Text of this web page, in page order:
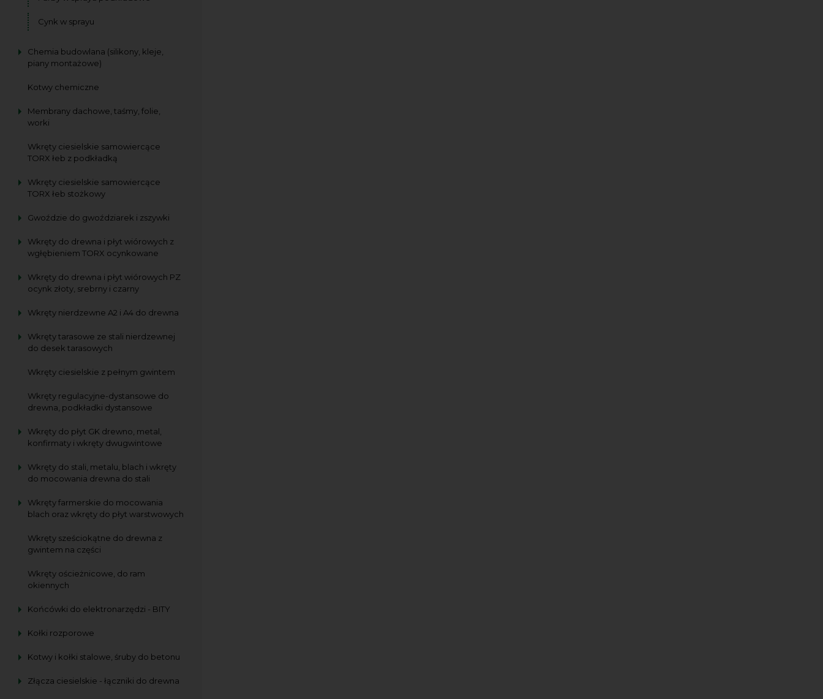
Cynk w sprayu
Chemia budowlana (silikony, kleje,
piany montażowe)
Kotwy chemiczne
Membrany dachowe, taśmy, folie,
worki
Wkręty ciesielskie samowiercące
TORX łeb z podkładką
Wkręty ciesielskie samowiercące
TORX łeb stożkowy
Gwoździe do gwoździarek i zszywki
Wkręty do drewna i płyt wiórowych z
wgłębieniem TORX ocynkowane
Wkręty do drewna i płyt wiórowych PZ
ocynk złoty, srebrny i czarny
Wkręty nierdzewne A2 i A4 do drewna
Wkręty tarasowe ze stali nierdzewnej
do desek tarasowych
Wkręty ciesielskie z pełnym gwintem
Wkręty regulacyjne-dystansowe do
drewna, podkładki dystansowe
Wkręty do płyt GK drewno, metal,
konfirmaty i wkręty dwugwintowe
Wkręty do stali, metalu, blach i wkręty
do mocowania drewna do stali
Wkręty farmerskie do mocowania
blach oraz wkręty do płyt warstwowych
Wkręty sześciokątne do drewna z
gwintem na części
Wkręty ościeżnicowe, do ram
okiennych
Końcówki do elektronarzędzi - BITY
Kołki rozporowe
Kotwy i kołki stalowe, śruby do betonu
Złącza ciesielskie - łączniki do drewna